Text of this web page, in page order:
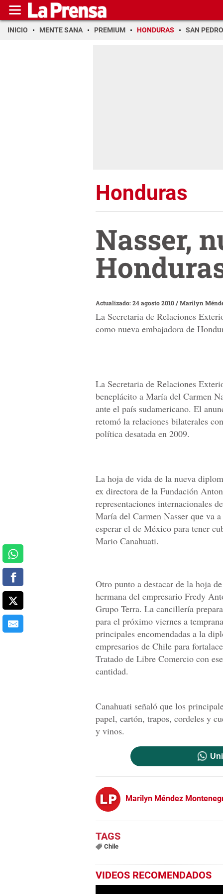
INICIO MENTE SANA PREMIUM HONDURAS SAN PEDRO
Honduras
Nasser,
Actualizado: 24 agosto 2010/Marilyn
La Secretaria de Relaciones
como nueva embajadora de
La Secretaria de Relaciones
beneplácito a María del Carmen
ante el país sudamericano. El
retomó la relaciones bilaterales
política desatada en 2009.
La hoja de vida de la nueva
ex directora de la Fundación
representaciones internacionales
María del Carmen Nasser que va
esperar el de México para tener
Mario Canahuati.
Otro punto a destacar de la hoja
hermana del empresario Fredy
Grupo Terra. La cancillería
para el próximo viernes a
principales encomendadas a la
empresarios de Chile para
Tratado de Libre Comercio con
cantidad.
Canahuati señaló que los
papel, cartón, trapos, cordeles y
y vinos.
Marilyn Méndez
Chile
VIDEOS RECOMENDADOS